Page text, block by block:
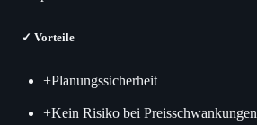
✓ Vorteile
+Planungssicherheit
+Kein Risiko bei Preisschwankungen